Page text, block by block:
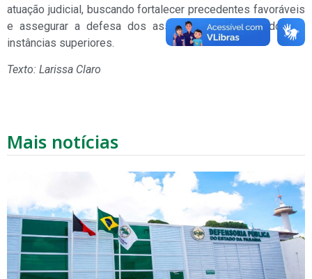
atuação judicial, buscando fortalecer precedentes favoráveis
e assegurar a defesa dos assistidos com respaldo nas
instâncias superiores.
Texto: Larissa Claro
Mais notícias